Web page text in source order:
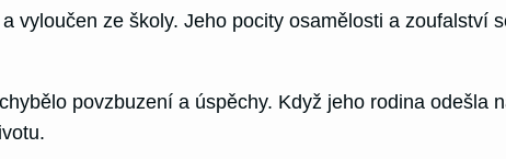
ze školy. Jeho pocity osamělosti a zoufalství
povzbuzení a úspěchy. Když jeho rodina odešla